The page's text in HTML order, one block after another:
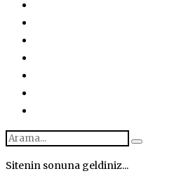
Sitenin sonuna geldiniz...